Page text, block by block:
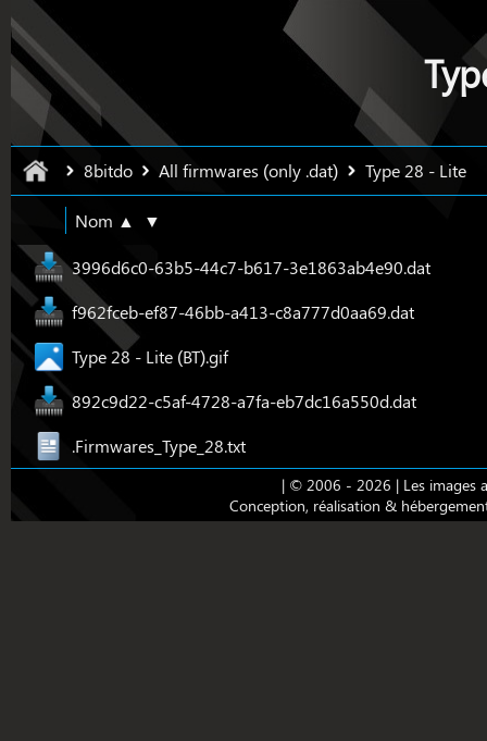
8bitdo All firmwares (only .dat) Type 28 - Lite
Nom ▲ ▼
3996d6c0-63b5-44c7-b617-3e1863ab4e90.dat
f962fceb-ef87-46bb-a413-c8a777d0aa69.dat
Type 28 - Lite (BT).gif
892c9d22-c5af-4728-a7fa-eb7dc16a550d.dat
.Firmwares_Type_28.txt
| © 2006 - 2026 | Les images
Conception, réalisation &